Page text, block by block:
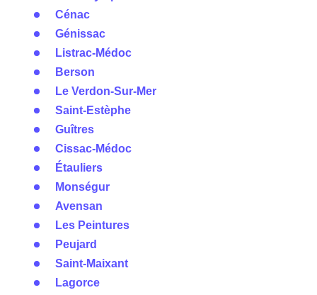
Cénac
Génissac
Listrac-Médoc
Berson
Le Verdon-Sur-Mer
Saint-Estèphe
Guîtres
Cissac-Médoc
Étauliers
Monségur
Avensan
Les Peintures
Peujard
Saint-Maixant
Lagorce